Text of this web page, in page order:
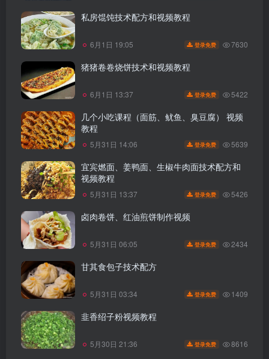
私房馄饨技术配方和视频教程
6月1日 19:05 登录免费 7630
猪猪卷卷烧饼技术和视频教程
6月1日 13:37 登录免费 5422
几个小吃课程（面筋、鱿鱼、臭豆腐） 视频
教程
5月31日 14:06 登录免费 5639
宜宾燃面、姜鸭面、生椒牛肉面技术配方和
视频教程
5月31日 13:37 登录免费 5426
卤肉卷饼、红油煎饼制作视频
5月31日 06:05 登录免费 2434
甘其食包子技术配方
5月31日 03:34 登录免费 1409
韭香绍子粉视频教程
5月30日 21:36 登录免费 8616